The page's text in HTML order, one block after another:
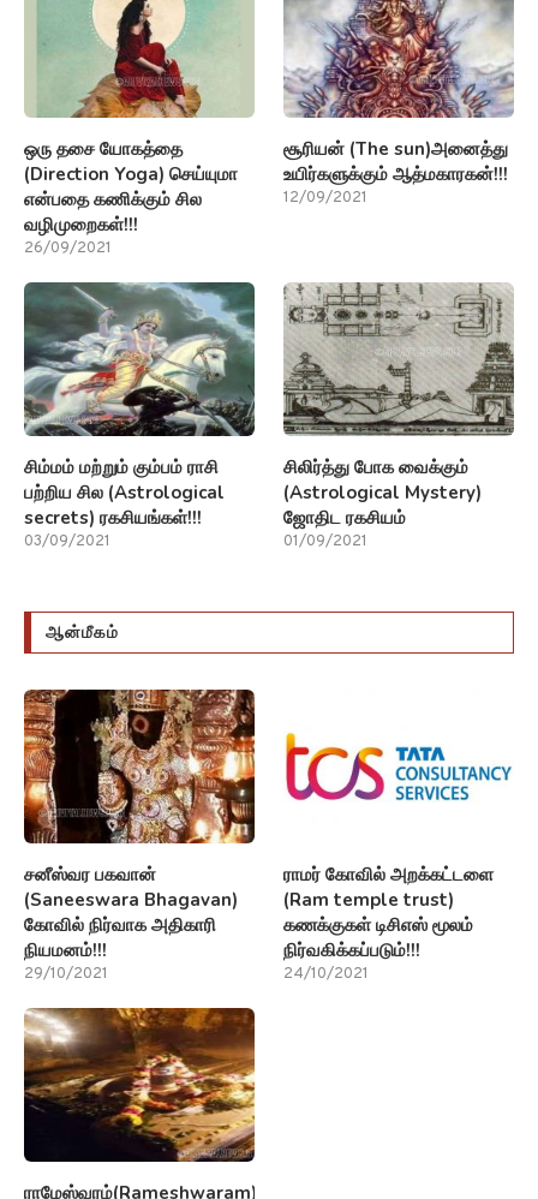
ஒரு தசை யோகத்தை
(Direction Yoga) செய்யுமா
என்பதை கணிக்கும் சில
வழிமுறைகள்!!!
26/09/2021
சூரியன் (The sun)அனைத்து
உயிர்களுக்கும் ஆத்மகாரகன்!!!
12/09/2021
சிம்மம் மற்றும் கும்பம் ராசி
பற்றிய சில (Astrological
secrets) ரகசியங்கள்!!!
03/09/2021
சிலிர்த்து போக வைக்கும்
(Astrological Mystery)
ஜோதிட ரகசியம்
01/09/2021
ஆன்மீகம்
சனீஸ்வர பகவான்
(Saneeswara Bhagavan)
கோவில் நிர்வாக அதிகாரி
நியமனம்!!!
29/10/2021
ராமர் கோவில் அறக்கட்டளை
(Ram temple trust)
கணக்குகள் டிசிஎஸ் மூலம்
நிர்வகிக்கப்படும்!!!
24/10/2021
ராமேஸ்வரம்(Rameshwaram)பற்றி